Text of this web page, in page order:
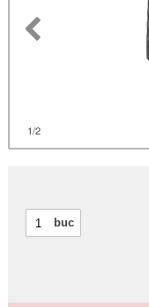
1/2
buc